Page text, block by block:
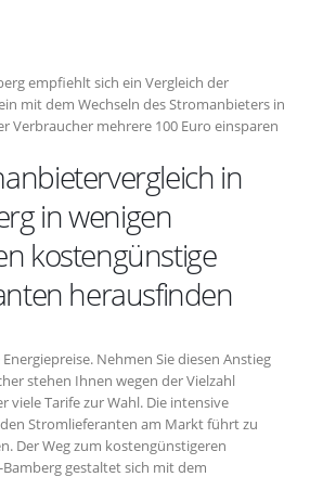
empfiehlt sich ein Vergleich der
mit dem Wechseln des Stromanbieters in
Verbraucher mehrere 100 Euro einsparen
in
in wenigen
kostengünstige
herausfinden
Nehmen Sie diesen Anstieg
stehen Ihnen wegen der Vielzahl
viele Tarife zur Wahl. Die intensive
Stromlieferanten am Markt führt zu
Der Weg zum kostengünstigeren
gestaltet sich mit dem